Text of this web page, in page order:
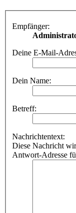
Empfänger:
Deine E-Mail-
Dein Name:
Betreff:
Nachrichtentext:
Diese Nachricht
Antwort-Adresse